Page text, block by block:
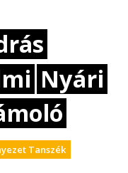
Nyári
Tanszék